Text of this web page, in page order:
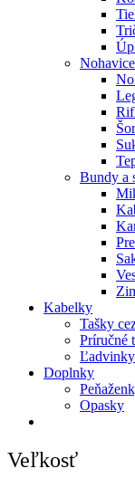
Bundy a
Kabelky
Tašky
Príručné
Ľadvinky
Doplnky
Opasky
Veľkosť